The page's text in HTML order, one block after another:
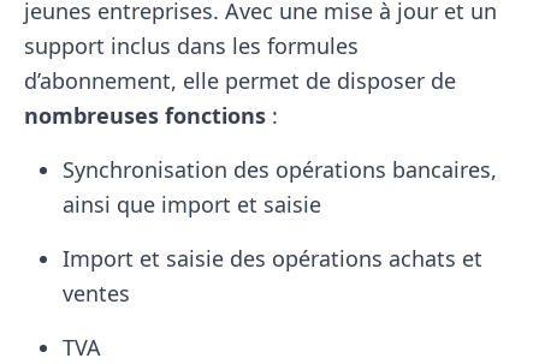
jeunes entreprises. Avec une mise à jour et un
support inclus dans les formules
d’abonnement, elle permet de disposer de
nombreuses fonctions :
Synchronisation des opérations bancaires,
ainsi que import et saisie
Import et saisie des opérations achats et
ventes
TVA